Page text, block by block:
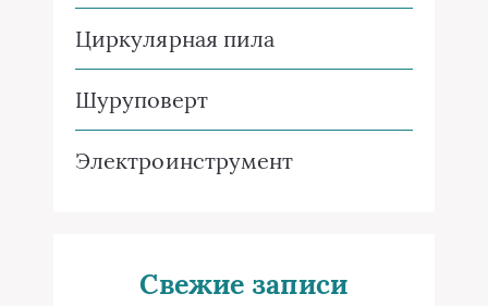
Циркулярная пила
Шуруповерт
Электроинструмент
Свежие записи